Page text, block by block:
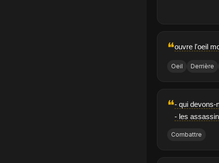
❝ouvre l'oeil
Oeil Derrière
❝- qui devons-
- les
Combattre